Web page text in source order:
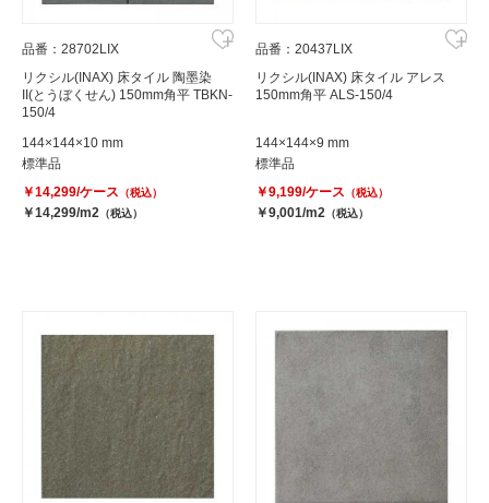
品番：28702LIX
リクシル(INAX) 床タイル 陶墨染
II(とうぼくせん) 150mm角平 TBKN-
150/4
144×144×10 mm
標準品
￥14,299/ケース （税込）
￥14,299/m2 （税込）
品番：20437LIX
リクシル(INAX) 床タイル アレス
150mm角平 ALS-150/4
144×144×9 mm
標準品
￥9,199/ケース （税込）
￥9,001/m2 （税込）